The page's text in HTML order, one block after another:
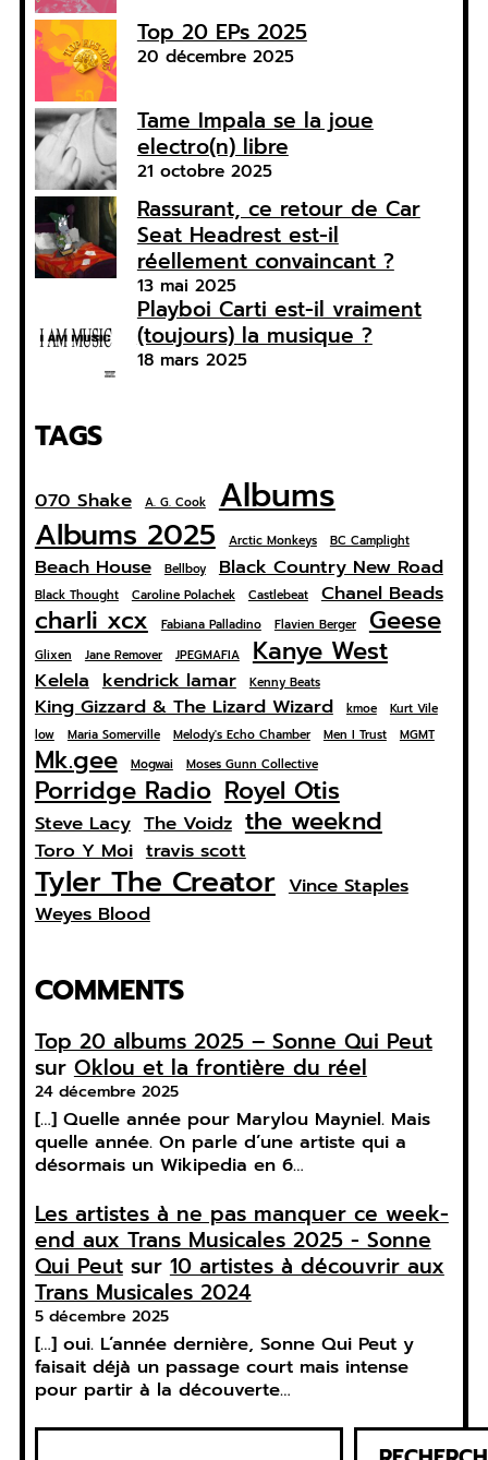
Top 20 EPs 2025
20 décembre 2025
Tame Impala se la joue
electro(n) libre
21 octobre 2025
Rassurant, ce retour de Car
Seat Headrest est-il
réellement convaincant ?
13 mai 2025
Playboi Carti est-il vraiment
(toujours) la musique ?
18 mars 2025
TAGS
070 Shake A. G. Cook Albums
Albums 2025 Arctic Monkeys BC Camplight
Beach House Bellboy Black Country New Road
Black Thought Caroline Polachek Castlebeat Chanel Beads
charli xcx Fabiana Palladino Flavien Berger Geese
Glixen Jane Remover JPEGMAFIA Kanye West
Kelela kendrick lamar Kenny Beats
King Gizzard & The Lizard Wizard kmoe
Kurt Vile
low
Maria Somerville Melody's Echo Chamber Men I Trust MGMT
Mk.gee Mogwai Moses Gunn Collective
Porridge Radio Royel Otis
Steve Lacy The Voidz the weeknd
Toro Y Moi travis scott
Tyler The Creator Vince Staples
Weyes Blood
COMMENTS
Top 20 albums 2025 – Sonne Qui Peut
surOklou et la frontière du réel
24 décembre 2025
[…] Quelle année pour Marylou Mayniel. Mais
quelle année. On parle d’une artiste qui a
désormais un Wikipedia en 6…
Les artistes à ne pas manquer ce week-
end aux Trans Musicales 2025 - Sonne
Qui Peutsur10 artistes à découvrir aux
Trans Musicales 2024
5 décembre 2025
[…] oui. L’année dernière, Sonne Qui Peut y
faisait déjà un passage court mais intense
pour partir à la découverte…
R